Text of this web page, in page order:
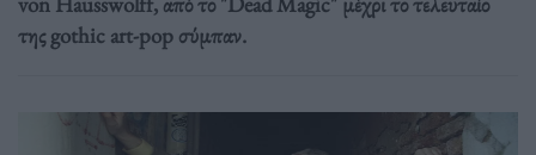
της gothic art-pop σύμπαν.